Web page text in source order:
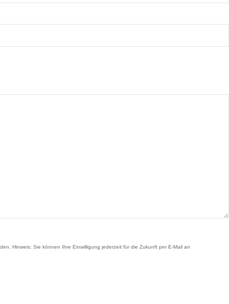
Hinweis: Sie können Ihre Einwilligung jederzeit für die Zukunft per E-Mail an